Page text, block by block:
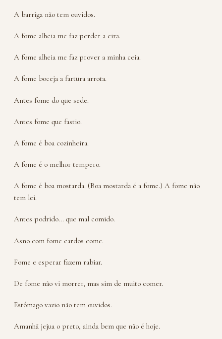
A barriga não tem ouvidos.
A fome alheia me faz perder a eira.
A fome alheia me faz prover a minha ceia.
A fome boceja a fartura arrota.
Antes fome do que sede.
Antes fome que fastio.
A fome é boa cozinheira.
A fome é o melhor tempero.
A fome é boa mostarda. (Boa mostarda é a fome.) A fome não
tem lei.
Antes podrido... que mal comido.
Asno com fome cardos come.
Fome e esperar fazem rabiar.
De fome não vi morrer, mas sim de muito comer.
Estômago vazio não tem ouvidos.
Amanhã jejua o preto, ainda bem que não é hoje.